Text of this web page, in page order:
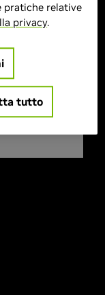
pratiche relative
privacy.
tutto